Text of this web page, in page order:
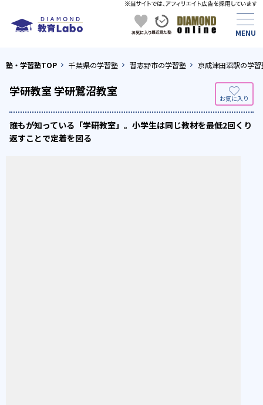
塾・学習塾TOP 千葉県の学習塾 習志野市の学習塾 京成津田沼駅の学習
学研教室 学研鷺沼教室
誰もが知っている「学研教室」。小学生は同じ教材を最低2回くり
返すことで定着を図る